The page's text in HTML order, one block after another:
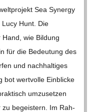
Sea Syn­ergy
Hunt. Die
wie Bil­dung
für die Bedeu­tung des
und nach­hal­ti­ges
bot wert­volle Ein­bli­cke
umzu­set­zen
zu begeis­tern. Im Rah­